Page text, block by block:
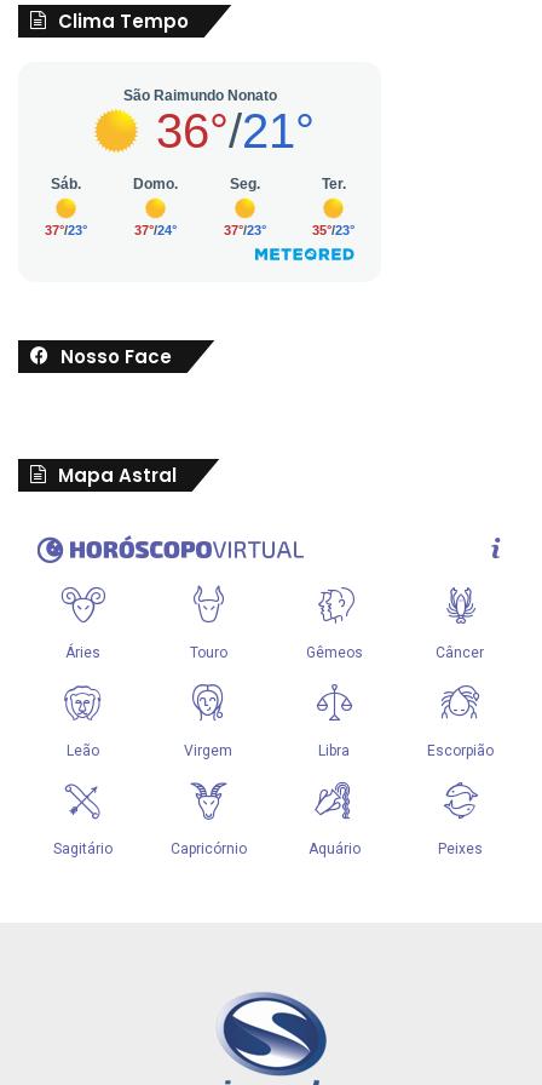
Clima Tempo
Nosso Face
Mapa Astral